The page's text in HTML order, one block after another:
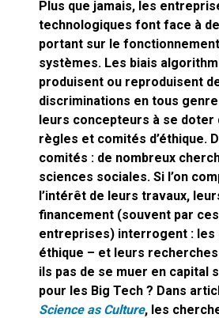
laver, et
La vaste blague du
crypto-spatial
Technostress et
le remplacement
cœur du problème
Plus que jamais, les
technologiques font face à
portant sur le
systèmes. Les biais
produisent ou reproduisent
discriminations en tous
leurs concepteurs à se doter
règles et comités d’éthique.
comités : de nombreux
sciences sociales. Si l’on
l’intérêt de leurs travaux,
financement (souvent par
entreprises) interrogent : les
éthique – et leurs
ils pas de se muer en capital
pour les Big Tech ? Dans
Science as Culture, les